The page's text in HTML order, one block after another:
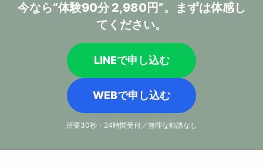
今なら“体験90分 2,980円”。
まずは体感し
てください。
LINEで申し込む
WEBで申し込む
所要30秒・24時間受付／無理な勧誘なし